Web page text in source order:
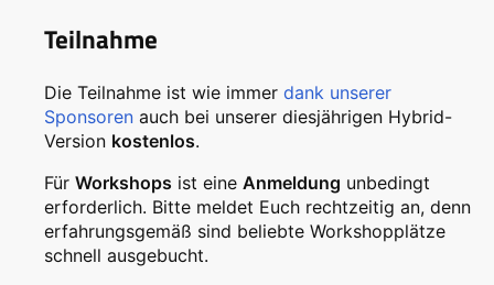
Teilnahme
Die Teilnahme ist wie immer dank unserer
Sponsoren auch bei unserer diesjährigen Hybrid-
Version kostenlos.
Für Workshops ist eine Anmeldung unbedingt
erforderlich. Bitte meldet Euch rechtzeitig an, denn
erfahrungsgemäß sind beliebte Workshopplätze
schnell ausgebucht.